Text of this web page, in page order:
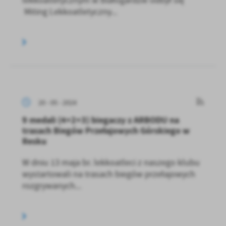
Miting Lekkoatletyczny...
20 - 05 - 2024
9 medali (4+2+3) biegaczy z ARBODU na
trasach Biegów Przełajowych Górskiego w
Resku
W dniu 13 maja br. lekkoatleci z naszego klubu
wystartowali na trasach biegów przełajowych
rozgrywanych...